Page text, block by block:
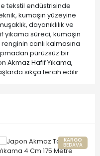
tekstil endüstrisinde
kumaşın yüzeyine
dayanıklılık ve
yıkama süreci, kumaşın
canlı kalmasına
pürüzsüz bir
Akmaz Hafif Yıkama,
sıkça tercih edilir.
KARGO
BEDAVA